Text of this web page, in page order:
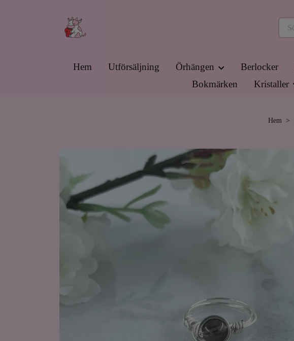
Hem Utförsäljning Örhängen Berlocker
Bokmärken
Kristaller
Hem